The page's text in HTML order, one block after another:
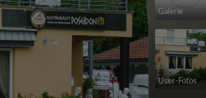
Galerie
User-Fotos